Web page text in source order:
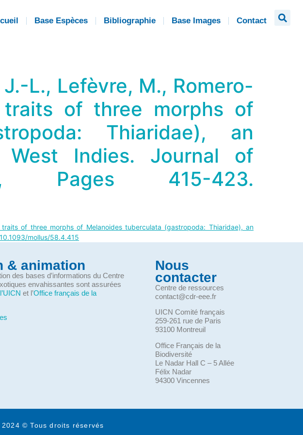
Base Espèces Bibliographie Base Images Contact
L., Lefèvre, M., Romero-
of three morphs of
Thiaridae), an
Indies. Journal of
Pages 415-423.
of three morphs of Melanoides tuberculata (gastropoda: Thiaridae), an
mollus/58.4.415
& animation
des bases d’informations du Centre
envahissantes sont assurées
et l’Office français de la
Nous
contacter
Centre de ressources
contact@cdr-eee.fr
UICN Comité français
259-261 rue de Paris
93100 Montreuil
Office Français de la
Biodiversité
Le Nadar Hall C – 5 Allée
Félix Nadar
94300 Vincennes
© Tous droits réservés